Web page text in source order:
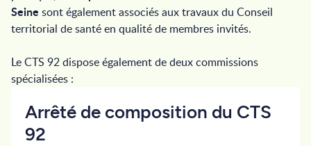
Seine sont également associés aux travaux du Conseil
territorial de santé en qualité de membres invités.
Le CTS 92 dispose également de deux commissions
spécialisées :
Arrêté de composition du CTS
92